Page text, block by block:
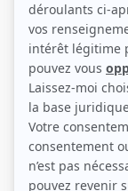
Anne
Description
Journaliste vedette de